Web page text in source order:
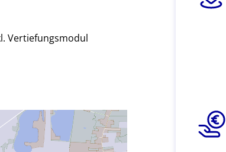
Vertiefungsmodul